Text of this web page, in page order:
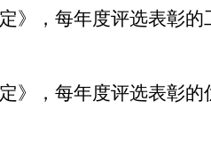
》，每年度评选表彰的
》，每年度评选表彰的